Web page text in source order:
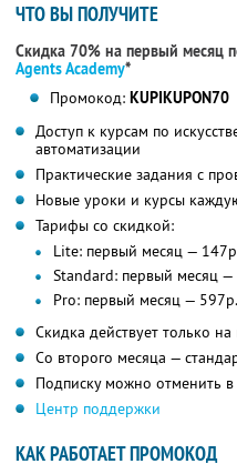
ЧТО ВЫ ПОЛУЧИТЕ
Скидка 70% на первый месяц
Agents Academy*
Промокод: KUPIKUPON70
Доступ к курсам по
автоматизации
Практические задания с
Новые уроки и курсы
Тарифы со скидкой:
Lite: первый месяц —
Standard: первый месяц
Pro: первый месяц —
Скидка действует только
Со второго месяца —
Подписку можно отменить
Центр поддержки
КАК РАБОТАЕТ ПРОМОКОД